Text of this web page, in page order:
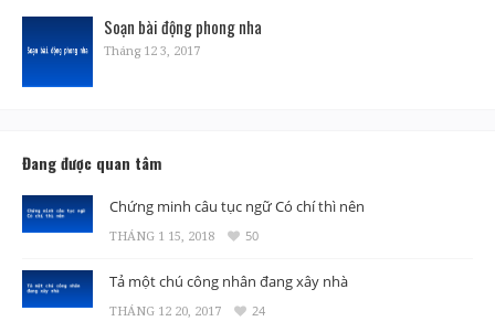
Soạn bài động phong nha
Tháng 12 3, 2017
Đang được quan tâm
Chứng minh câu tục ngữ Có chí thì nên
THÁNG 1 15, 2018 50
Tả một chú công nhân đang xây nhà
THÁNG 12 20, 2017 24